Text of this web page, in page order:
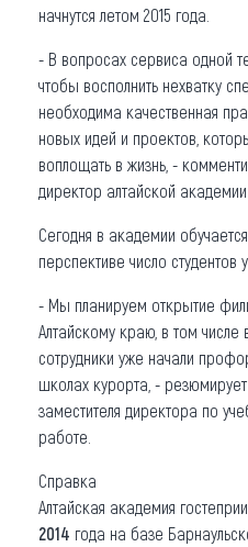
начнутся летом 2015 года.
- В вопросах сервиса одной
чтобы восполнить нехватку
необходима качественная
новых идей и проектов,
воплощать в жизнь, -
директор алтайской академии
Сегодня в академии обучается
перспективе число студентов
- Мы планируем открытие
Алтайскому краю, в том
сотрудники уже начали
школах курорта, -
заместителя директора по
работе.
Справка
Алтайская академия
2014 года на базе